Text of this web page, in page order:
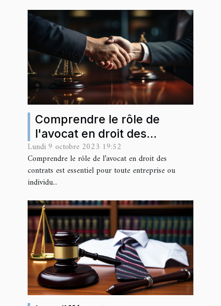
Comprendre le rôle de
l'avocat en droit des
contrats
Lundi 9 octobre 2023 19:52
Comprendre le rôle de l’avocat en droit des
contrats est essentiel pour toute entreprise ou
individu...